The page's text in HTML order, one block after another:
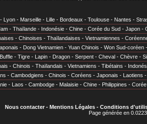
- Lyon - Marseille - Lille - Bordeaux - Toulouse - Nantes -
- Thaïlande - Indonésie - Chine - Corée du Sud - Japon -
- Chinoises - Thaïlandaises - Vietnamiennes -
- Dong Vietnamien - Yuan Chinois - Won Sud-coréen
Buffle - Tigre - Lapin - Dragon - Serpent - Cheval - Chèvre -
- Chinois - Thaïlandais - Vietnamiens - Tibétains -
- Cambodgiens - Chinois - Coréens - Japonais - Laotiens
- Laos - Cambodge - Malaisie - Chine - Philippines - Corée
Nous contacter- Mentions Légales- Conditions
Page générée en